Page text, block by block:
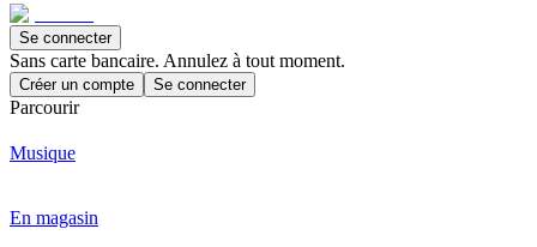
Se connecter
Sans carte bancaire. Annulez à tout moment.
Créer un compte Se connecter
Parcourir
Musique
En magasin